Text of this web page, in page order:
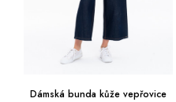
Dámská bunda kůže vepřovice